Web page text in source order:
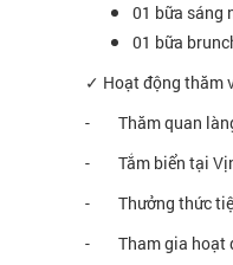
01 bữa sáng
01 bữa
✓ Hoạt động thăm
- Thăm quan làng
- Tắm biển tại
- Thưởng thức tiệc
- Tham gia hoạt